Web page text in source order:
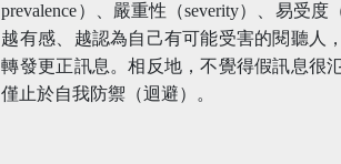
prevalence）、嚴重性（severity）、易受
越有感、越認為自己有可能受害的閱聽人
轉發更正訊息。相反地，不覺得假訊息很
僅止於自我防禦（迴避）。